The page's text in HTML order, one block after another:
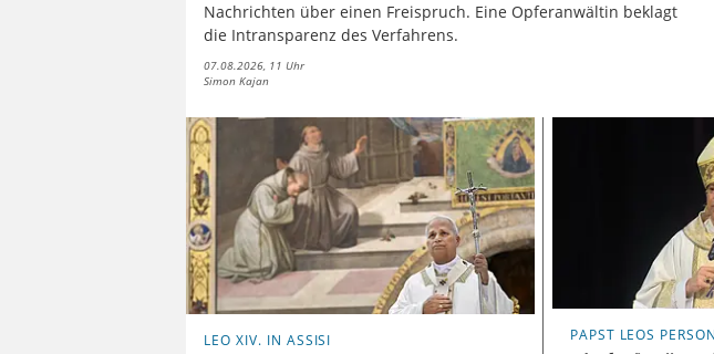
Nachrichten über einen Freispruch. Eine Opferanwältin beklagt
die Intransparenz des Verfahrens.
07.08.2026, 11 Uhr
Simon Kajan
LEO XIV. IN ASSISI PAPST LEOS